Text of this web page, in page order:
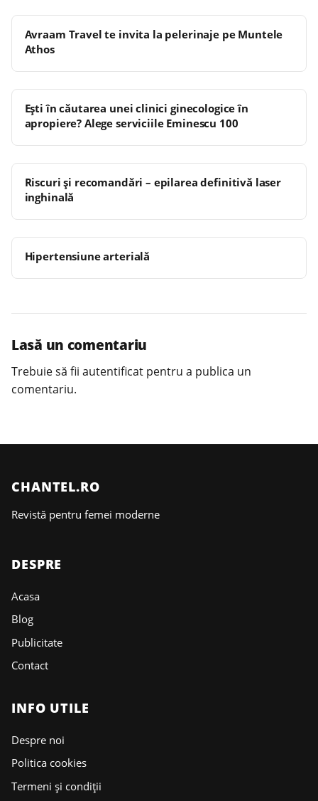
Avraam Travel te invita la pelerinaje pe Muntele
Athos
Ești în căutarea unei clinici ginecologice în
apropiere? Alege serviciile Eminescu 100
Riscuri și recomandări – epilarea definitivă laser
inghinală
Hipertensiune arterială
Lasă un comentariu
Trebuie să fii autentificat pentru a publica un
comentariu.
CHANTEL.RO
Revistă pentru femei moderne
DESPRE
Acasa
Blog
Publicitate
Contact
INFO UTILE
Despre noi
Politica cookies
Termeni și condiții